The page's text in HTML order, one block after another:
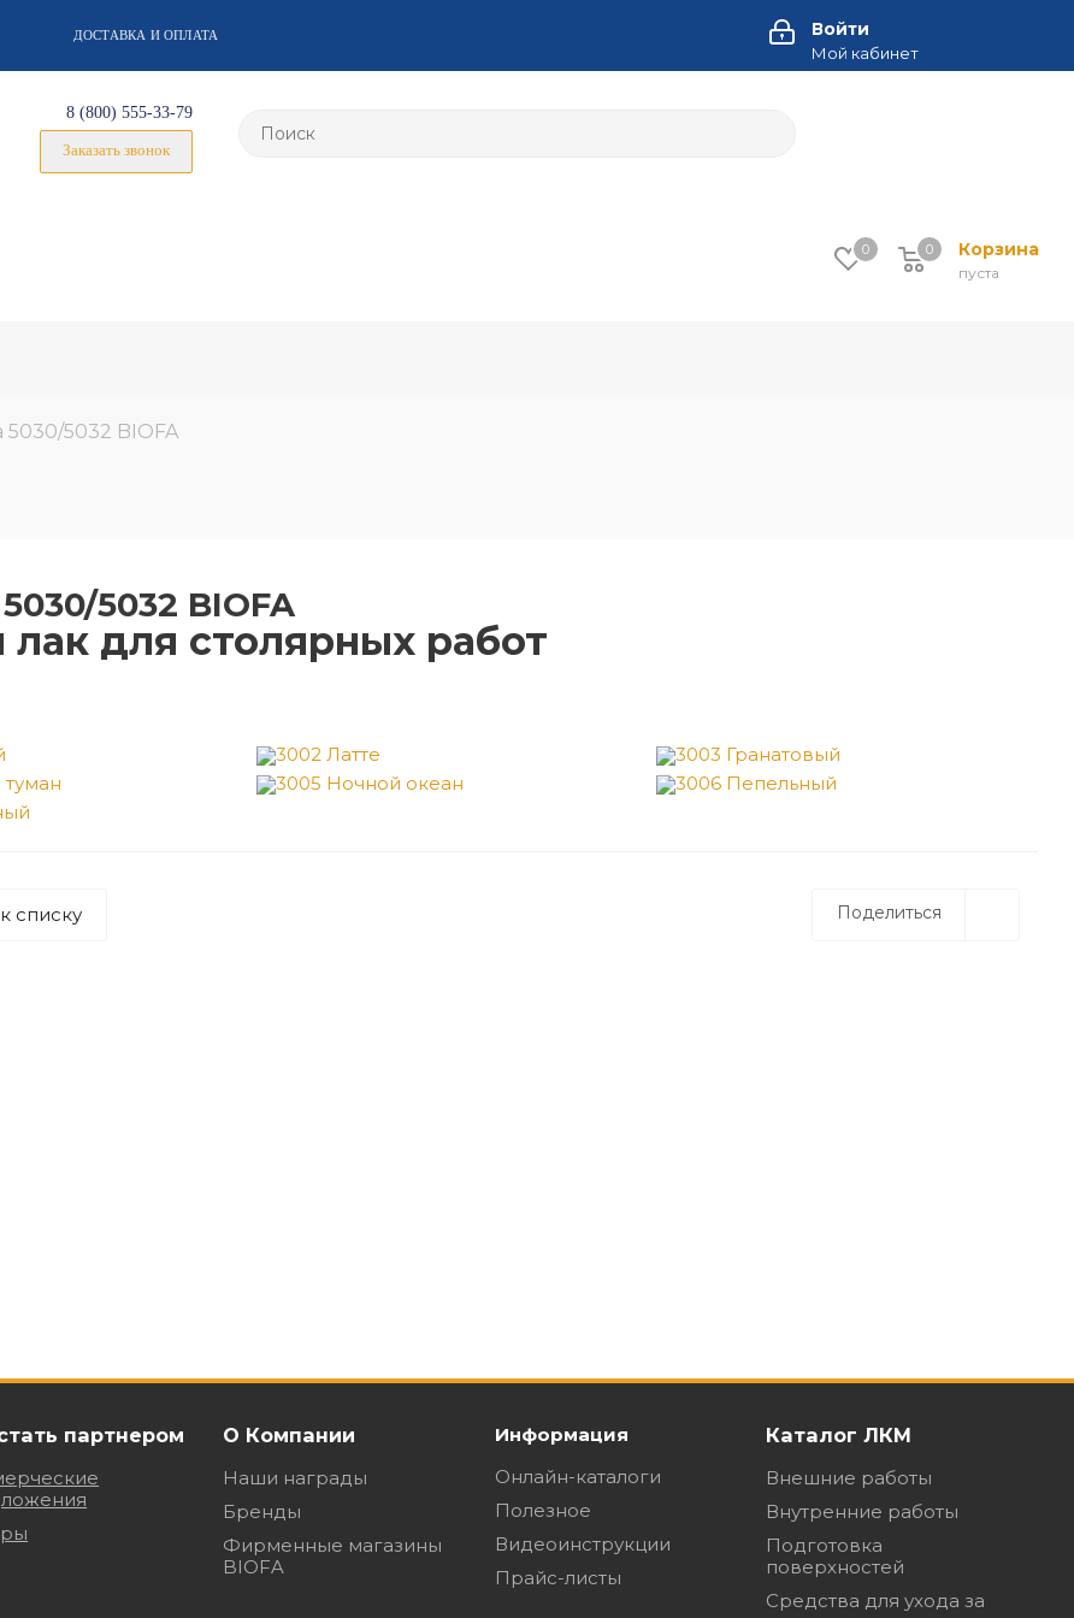
ДОСТАВКА И ОПЛАТА Войти
Мой кабинет
8 (800) 555-33-79
Заказать звонок
0 Корзина
пуста
0
5030/5032 BIOFA
5032 BIOFA
для столярных работ
3002 Латте
3003 Гранатовый
3005 Ночной океан
3006 Пепельный
Поделиться
списку
партнером О Компании
Наши награды
Бренды
Фирменные магазины
BIOFA
Информация
Онлайн-каталоги
Полезное
Видеоинструкции
Прайс-листы
Каталог ЛКМ
Внешние работы
Внутренние работы
Подготовка
поверхностей
Средства для ухода за